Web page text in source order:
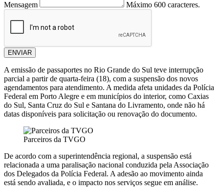
Mensagem Máximo 600 caracteres.
ENVIAR
A emissão de passaportes no Rio Grande do Sul teve interrupção
parcial a partir de quarta-feira (18), com a suspensão dos novos
agendamentos para atendimento. A medida afeta unidades da Polícia
Federal em Porto Alegre e em municípios do interior, como Caxias
do Sul, Santa Cruz do Sul e Santana do Livramento, onde não há
datas disponíveis para solicitação ou renovação do documento.
Parceiros da TVGO
De acordo com a superintendência regional, a suspensão está
relacionada a uma paralisação nacional conduzida pela Associação
dos Delegados da Polícia Federal. A adesão ao movimento ainda
está sendo avaliada, e o impacto nos serviços segue em análise.